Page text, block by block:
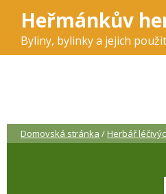
Heřmánkův
Byliny, bylinky a jejich
Domovská stránka /Herbář